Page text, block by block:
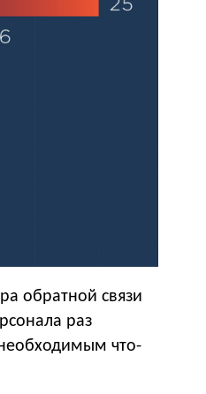
обратной связи
раз
что-